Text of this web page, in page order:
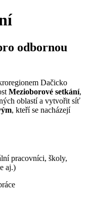
odbornou
Dačicko
Mezioborové setkání,
oblastí a vytvořit síť
, kteří se nacházejí
pracovníci, školy,
aj.)